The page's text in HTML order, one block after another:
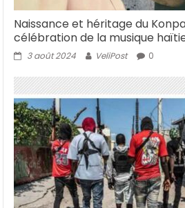
Naissance et héritage du
célébration de la musique
3 août 2024 VeliPost 0